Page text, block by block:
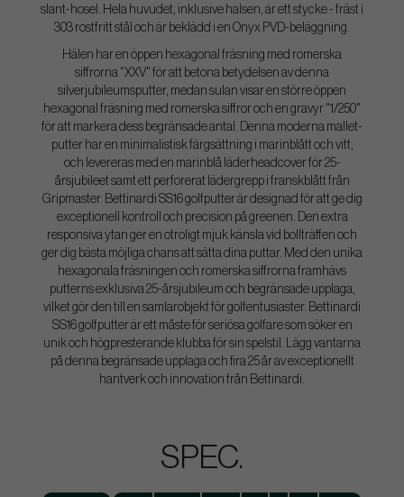
slant-hosel. Hela huvudet, inklusive halsen, är ett stycke - fräst i
303 rostfritt stål och är beklädd i en Onyx PVD-beläggning.
Hälen har en öppen hexagonal fräsning med romerska
siffrorna "XXV" för att betona betydelsen av denna
silverjubileumsputter, medan sulan visar en större öppen
hexagonal fräsning med romerska siffror och en gravyr "1/250"
för att markera dess begränsade antal. Denna moderna mallet-
putter har en minimalistisk färgsättning i marinblått och vitt,
och levereras med en marinblå läderheadcover för 25-
årsjubileet samt ett perforerat lädergrepp i franskblått från
Gripmaster. Bettinardi SS16 golfputter är designad för att ge dig
exceptionell kontroll och precision på greenen. Den extra
responsiva ytan ger en otroligt mjuk känsla vid bollträffen och
ger dig bästa möjliga chans att sätta dina puttar. Med den unika
hexagonala fräsningen och romerska siffrorna framhävs
putterns exklusiva 25-årsjubileum och begränsade upplaga,
vilket gör den till en samlarobjekt för golfentusiaster. Bettinardi
SS16 golfputter är ett måste för seriösa golfare som söker en
unik och högpresterande klubba för sin spelstil. Lägg vantarna
på denna begränsade upplaga och fira 25 år av exceptionellt
hantverk och innovation från Bettinardi.
SPEC.